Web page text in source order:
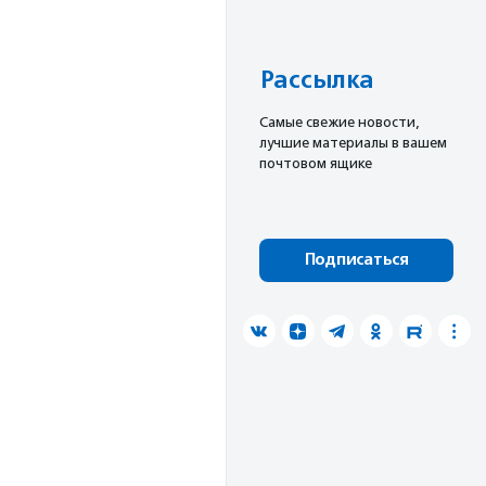
Рассылка
Cамые свежие новости,
лучшие материалы в вашем
почтовом ящике
Подписаться